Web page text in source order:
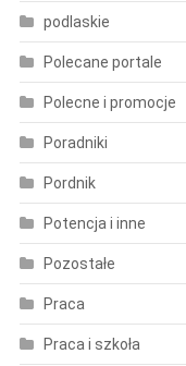
podlaskie
Polecane portale
Polecne i promocje
Poradniki
Pordnik
Potencja i inne
Pozostałe
Praca
Praca i szkoła